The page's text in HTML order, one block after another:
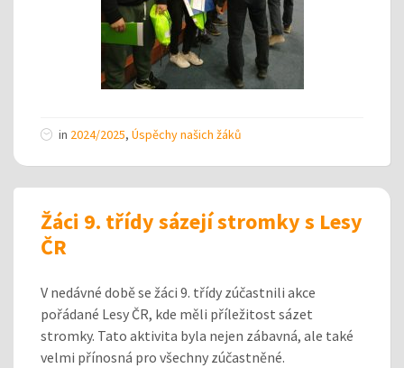
in 2024/2025, Úspěchy našich žáků
Žáci 9. třídy sázejí stromky s Lesy
ČR
V nedávné době se žáci 9. třídy zúčastnili akce
pořádané Lesy ČR, kde měli příležitost sázet
stromky. Tato aktivita byla nejen zábavná, ale také
velmi přínosná pro všechny zúčastněné.